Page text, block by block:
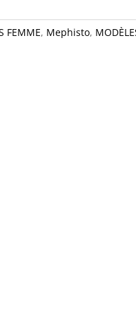
FEMME, Mephisto,